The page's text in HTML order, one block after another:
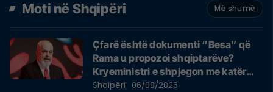
Moti në Shqipëri Më shumë
Çfarë është dokumenti “Besa” që
Rama u propozoi shqiptarëve?
Kryeministri e shpjegon me katër
fjalë
Shqipëri 06/08/2026